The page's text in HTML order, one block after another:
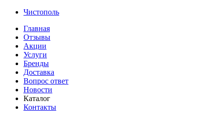
Чистополь
Главная
Отзывы
Акции
Услуги
Бренды
Доставка
Вопрос ответ
Новости
Каталог
Контакты